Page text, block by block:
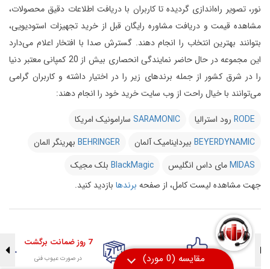
نور، تصویر راه‌اندازی گردیده تا کاربران با دریافت اطلاعات دقیق محصولات،
مشاهده قیمت و دریافت مشاوره رایگان قبل از خرید تجهیزات استودیویی،
بتوانند بهترین انتخاب را انجام دهند. گسترش صدا با افتخار اعلام می‌دارد
این مجموعه در حال حاضر نمایندگی انحصاری بیش از 20 کمپانی معتبر دنیا
را در شرق کشور از جمله برندهای زیر را در اختیار داشته و کاربران گرامی
می‌توانند با خیال راحت از وب سایت خرید خود را انجام دهند:
RODE رود استرالیا SARAMONIC سارامونیک امریکا
BEYERDYNAMIC بیرداینامیک آلمان BEHRINGER بهرینگر المان
MIDASمای داس انگلیس BlackMagic بلک مجیک
جهت مشاهده لیست کامل، از صفحه برندها بازدید کنید.
7 روز ضمانت برگشت
در صورت عیوب فنی